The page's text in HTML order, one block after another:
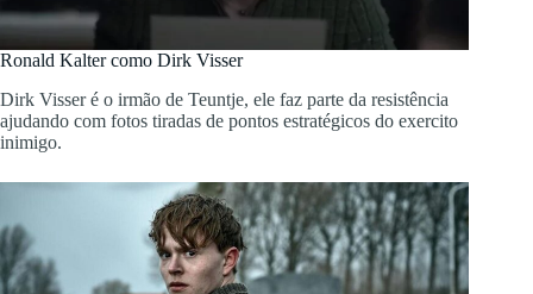
Ronald Kalter como Dirk Visser
Dirk Visser é o irmão de Teuntje, ele faz parte da resistência
ajudando com fotos tiradas de pontos estratégicos do exercito
inimigo.